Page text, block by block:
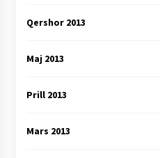
Qershor 2013
Maj 2013
Prill 2013
Mars 2013